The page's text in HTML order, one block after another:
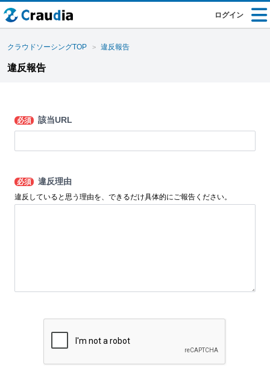
ログイン
クラウドソーシングTOP 違反報告
違反報告
必須 該当URL
必須 違反理由
違反していると思う理由を、できるだけ具体的にご報告ください。